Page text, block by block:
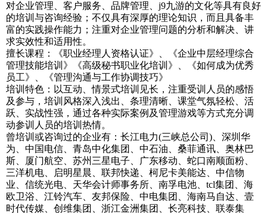
对企业管理、客户服务、品牌管理、j9九游的文化等具有良好
的培训与咨询经验；不仅具有深厚的理论知识，而且具备丰
富的实践操作能力；注重对企业管理问题的分析和解决、讲
求实效性和适用性。
擅长课程：《职业经理人资格认证》、《企业中层经理综合
管理技能培训》《高级秘书职业化培训》、《如何成为优秀
员工》、《管理沟通与工作协调技巧》
培训特色：以互动、情景式培训见长，注重受训人员的感悟
及参与，培训风格深入浅出、条理清晰、课堂气氛轻松、活
跃、实战性强，通过各种实际案例及管理游戏等方式充分调
动参训人员的培训热情。
曾培训或咨询过的企业有：长江电力(三峡总公司)、深圳华
为、中国电信、青岛中化集团、中石油、桑菲通讯、奥林巴
斯、厦门航空、苏州三星电子、广东移动、蛇口南顺面粉、
三洋机电、启明星晨、联邦快递、柯尼卡美能达、中信物
业、信统光电、天华会计师事务所、南孚电池、tcl集团、海
欧卫浴、江铃汽车、友邦保险、中电集团、海南马自达、壹
时代传媒、创维集团、浙江金洲集团、长亮科技、联泰集